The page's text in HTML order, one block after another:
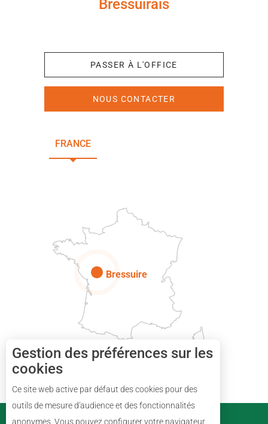
Description
Bressuirais
PASSER À L'OFFICE
NOUS CONTACTER
FRANCE
Bressuire
PARTENAIRES
Gestion des préférences sur les
cookies
Ce site web active par défaut des cookies pour des
outils de mesure d'audience et des fonctionnalités
anonymes. Vous pouvez configurer votre navigateur